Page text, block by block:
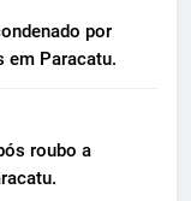
por
em Paracatu.
roubo a